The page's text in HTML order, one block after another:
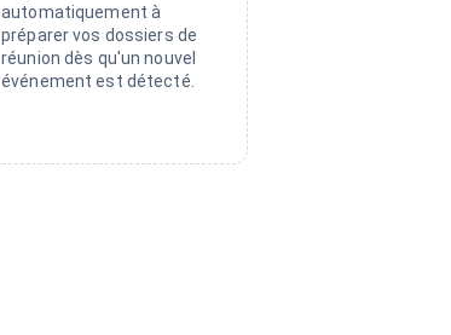
automatiquement à
préparer vos dossiers de
réunion dès qu'un nouvel
événement est détecté.